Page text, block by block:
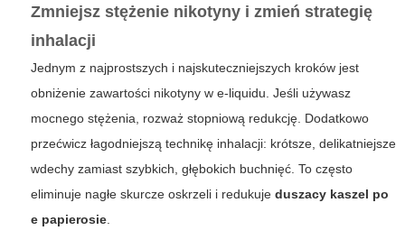
Zmniejsz stężenie nikotyny i zmień strategię
inhalacji
Jednym z najprostszych i najskuteczniejszych kroków jest
obniżenie zawartości nikotyny w e-liquidu. Jeśli używasz
mocnego stężenia, rozważ stopniową redukcję. Dodatkowo
przećwicz łagodniejszą technikę inhalacji: krótsze, delikatniejsze
wdechy zamiast szybkich, głębokich buchnięć. To często
eliminuje nagłe skurcze oskrzeli i redukuje duszacy kaszel po
e papierosie